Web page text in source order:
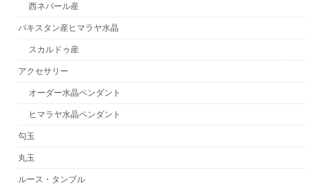
西ネパール産
パキスタン産ヒマラヤ水晶
スカルドゥ産
アクセサリー
オーダー水晶ペンダント
ヒマラヤ水晶ペンダント
勾玉
丸玉
ルース・タンブル